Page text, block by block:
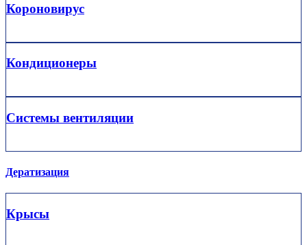
Короновирус
Кондиционеры
Системы вентиляции
Дератизация
Крысы